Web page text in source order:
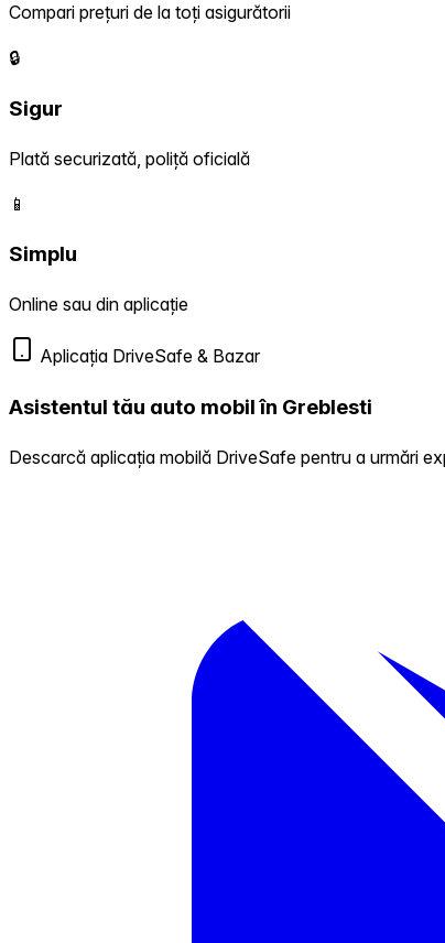
Compari prețuri de la toți asigurătorii
🔒
Sigur
Plată securizată, poliță oficială
📱
Simplu
Online sau din aplicație
Aplicația DriveSafe & Bazar
Asistentul tău auto mobil în Greblesti
Descarcă aplicația mobilă DriveSafe pentru a urmări